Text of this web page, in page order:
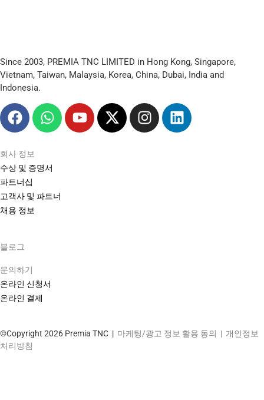
Since 2003, PREMIA TNC LIMITED in Hong Kong, Singapore,
Vietnam, Taiwan, Malaysia, Korea, China, Dubai, India and
Indonesia.
회사 정보
수상 및 증명서
파트너십
고객사 및 파트너
채용 정보
블로그
문의하기
온라인 신청서
온라인 결제
©Copyright 2026 Premia TNC | 마케팅/광고 정보 활용 동의 | 개인정보
처리방침